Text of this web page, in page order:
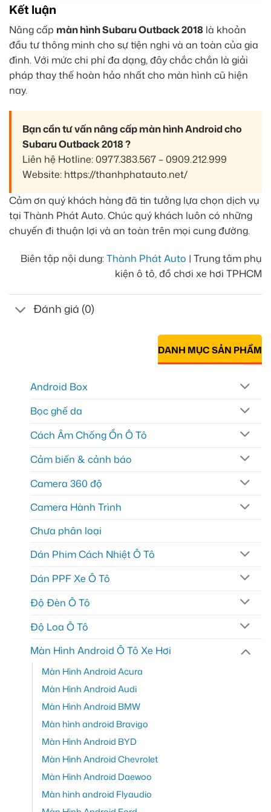
Kết luận
Nâng cấp màn hình Subaru Outback 2018 là khoản
đầu tư thông minh cho sự tiện nghi và an toàn của gia
đình. Với mức chi phí đa dạng, đây chắc chắn là giải
pháp thay thế hoàn hảo nhất cho màn hình cũ hiện
nay.
Bạn cần tư vấn nâng cấp màn hình Android cho
Subaru Outback 2018 ?
Liên hệ Hotline: 0977.383.567 – 0909.212.999
Website: https://thanhphatauto.net/
Cảm ơn quý khách hàng đã tin tưởng lựa chọn dịch vụ
tại Thành Phát Auto. Chúc quý khách luôn có những
chuyến đi thuận lợi và an toàn trên mọi cung đường.
Biên tập nội dung:Thành Phát Auto | Trung tâm phụ
kiện ô tô, đồ chơi xe hơi TPHCM
Đánh giá (0)
DANH MỤC SẢN PHẨM
Android Box
Bọc ghế da
Cách Âm Chống Ồn Ô Tô
Cảm biến & cảnh báo
Camera 360 độ
Camera Hành Trình
Chưa phân loại
Dán Phim Cách Nhiệt Ô Tô
Dán PPF Xe Ô Tô
Độ Đèn Ô Tô
Độ Loa Ô Tô
Màn Hình Android Ô Tô Xe Hơi
Màn Hình Android Acura
Màn Hình Android Audi
Màn Hình Android BMW
Màn hình android Bravigo
Màn Hình Android BYD
Màn Hình Android Chevrolet
Màn Hình Android Daewoo
Màn hình android Flyaudio